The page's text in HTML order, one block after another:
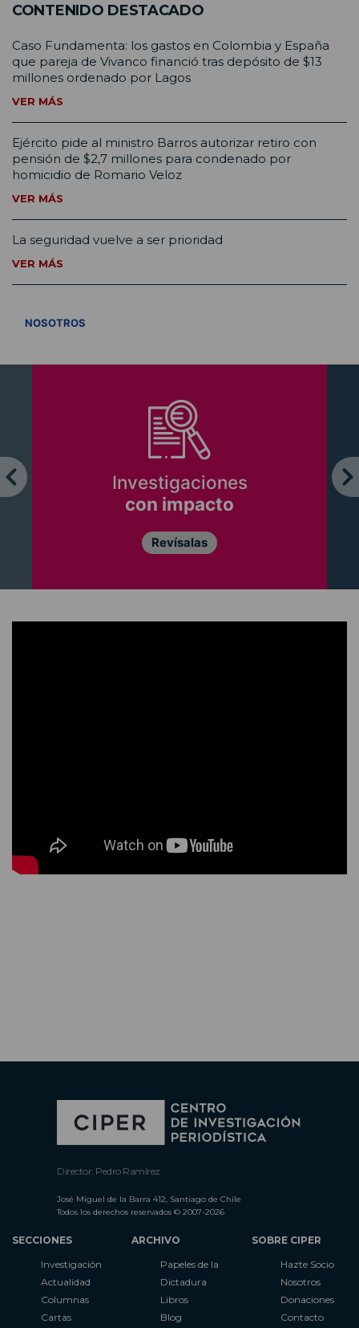
CONTENIDO DESTACADO
Caso Fundamenta: los gastos en Colombia y España
que pareja de Vivanco financió tras depósito de $13
millones ordenado por Lagos
VER MÁS
Ejército pide al ministro Barros autorizar retiro con
pensión de $2,7 millones para condenado por
homicidio de Romario Veloz
VER MÁS
La seguridad vuelve a ser prioridad
VER MÁS
NOSOTROS
Investigaciones
con impacto
Revísalas
Director: Pedro Ramírez
José Miguel de la Barra 412, Santiago de Chile
Todos los derechos reservados © 2007-2026
SECCIONES
Investigación
Actualidad
Columnas
Cartas
ARCHIVO
Papeles de la
Dictadura
Libros
Blog
SOBRE CIPER
Hazte Socio
Nosotros
Donaciones
Contacto